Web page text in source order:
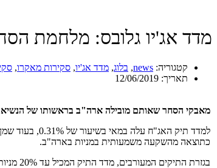
מדד אג'יו גלובס: מלחמת
קטגוריה: news
, בלוג, מדד אג'יו, סקירות מאקרו,
תאריך: 12/06/2019
מאבקי הסחר שאותם מובילה ארה"ב בראשותו של הנשיא
כתוצאה מהשקעה משמעותית במניות בארה"ב.
בגזרת התיקים המעורבים, מדד התיק המכיל עד 20% מניות ירד במאי בשיעור של 0.48%, ותוספת של 10% מניות עד ל-30% מהתיק הביאה את המדד לירידה של 0.9% במאי.